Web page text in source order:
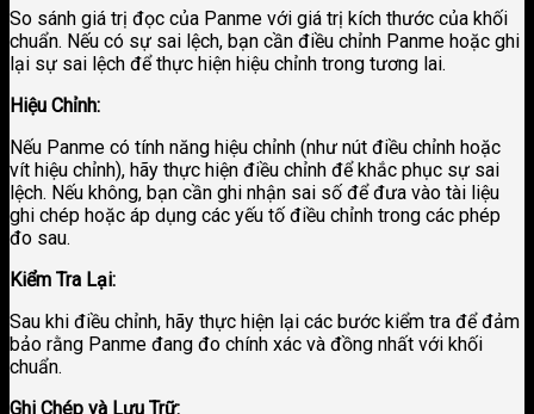
So sánh giá trị đọc của Panme với giá trị kích thước của khối
chuẩn. Nếu có sự sai lệch, bạn cần điều chỉnh Panme hoặc ghi
lại sự sai lệch để thực hiện hiệu chỉnh trong tương lai.
Hiệu Chỉnh:
Nếu Panme có tính năng hiệu chỉnh (như nút điều chỉnh hoặc
vít hiệu chỉnh), hãy thực hiện điều chỉnh để khắc phục sự sai
lệch. Nếu không, bạn cần ghi nhận sai số để đưa vào tài liệu
ghi chép hoặc áp dụng các yếu tố điều chỉnh trong các phép
đo sau.
Kiểm Tra Lại:
Sau khi điều chỉnh, hãy thực hiện lại các bước kiểm tra để đảm
bảo rằng Panme đang đo chính xác và đồng nhất với khối
chuẩn.
Ghi Chép và Lưu Trữ: